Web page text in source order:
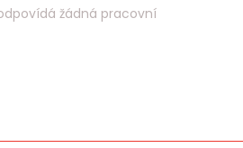
žádná pracovní